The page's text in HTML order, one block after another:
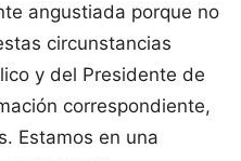
angustiada porque no
circunstancias
y del Presidente de
correspondiente,
Estamos en una